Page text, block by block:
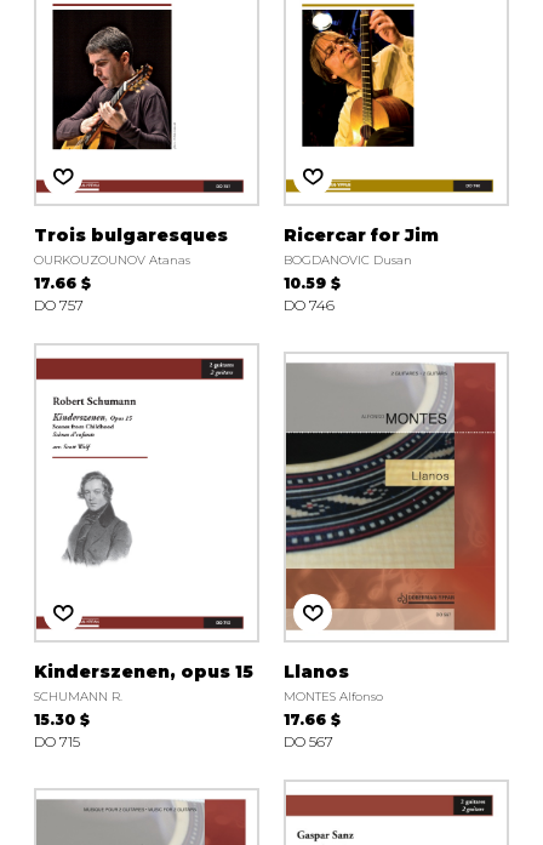
Trois bulgaresques
OURKOUZOUNOV Atanas
17.66 $
DO 757
Ricercar for Jim
BOGDANOVIC Dusan
10.59 $
DO 746
Kinderszenen, opus 15
SCHUMANN R.
15.30 $
DO 715
Llanos
MONTES Alfonso
17.66 $
DO 567